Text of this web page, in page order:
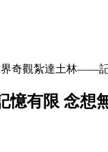
奇觀紮達土林——
有限 念想